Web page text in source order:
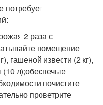
потребует
2 раза с
помещение
гашеной извести (2 кг),
л);обеспечьте
почистите
проветрите